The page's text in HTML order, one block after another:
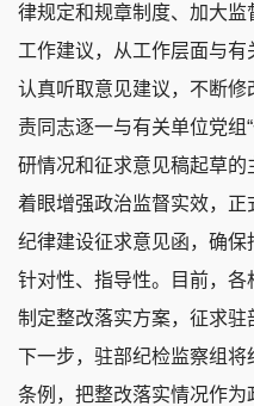
律规定和规章制度、加大
工作建议，从工作层面与有
认真听取意见建议，不断
责同志逐一与有关单位党组
研情况和征求意见稿起草的
着眼增强政治监督实效，
纪律建设征求意见函，确
针对性、指导性。目前，
制定整改落实方案，征求驻
下一步，驻部纪检监察组
条例，把整改落实情况作